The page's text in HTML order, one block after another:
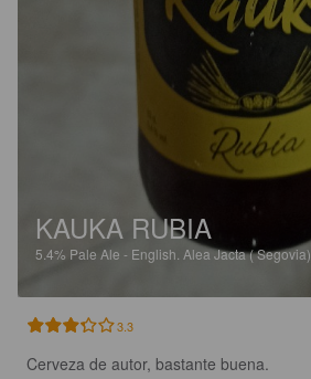
KAUKA RUBIA
5.4% Pale Ale - English. Alea Jacta ( Segovia).
3.3
Cerveza de autor, bastante buena.